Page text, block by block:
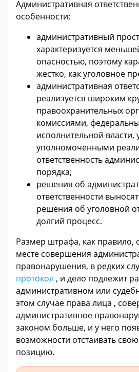
Административная
особенности:
административный
характеризуется
опасностью, поэтому
жестко, как уголовное
административная
реализуется широким
правоохранительных
комиссиями,
исполнительной
уполномоченными
ответственность
порядка;
решения об
ответственности
решения об уголовной
долгий процесс.
Размер штрафа, как правило,
месте совершения
правонарушения, в редких
протокол , и дело подлежит
административном или
этом случае права лица ,
административное
законом больше, и у него
возможности отстаивать
позицию.